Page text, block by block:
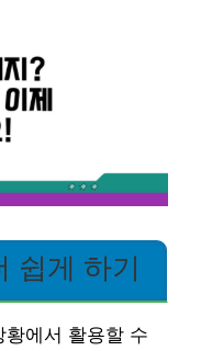
쉽게 하기
에서 활용할 수